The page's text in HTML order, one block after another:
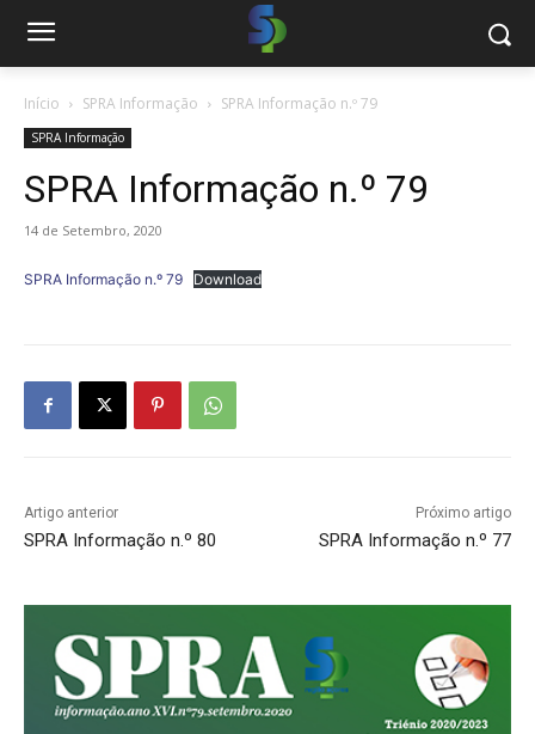
Início SPRA Informação SPRA Informação n.º 79
SPRA Informação
SPRA Informação n.º 79
14 de Setembro, 2020
SPRA Informação n.º 79 Download
Artigo anterior
SPRA Informação n.º 80
Próximo artigo
SPRA Informação n.º 77